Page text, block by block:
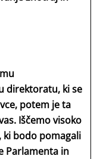
direktoratu, ki se
potem je ta
Iščemo visoko
ki bodo pomagali
Parlamenta in